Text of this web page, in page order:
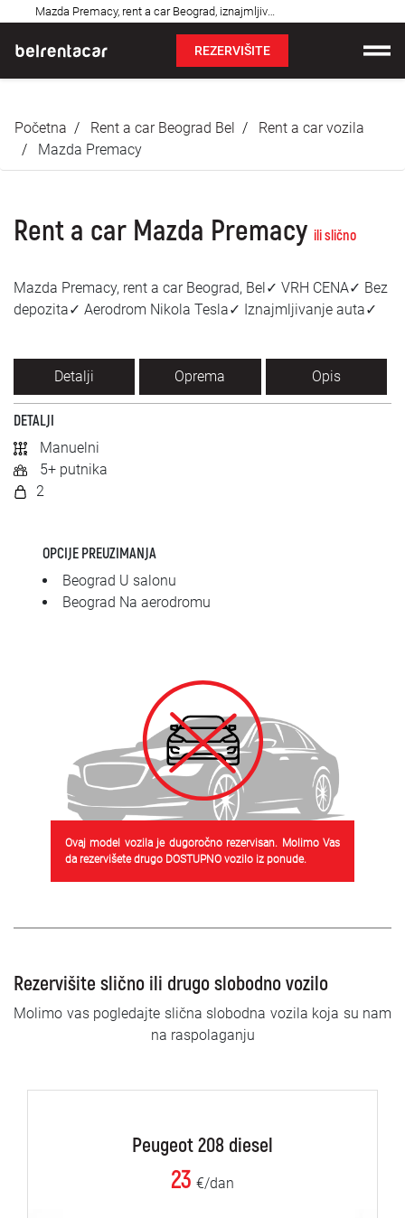
Mazda Premacy, rent a car Beograd, iznajmljivanje auta: Bel✓
pitanja
REZERVIŠITE
Cene
O nama
Najčešća pitanja
Kontakt
SRPSKI
СРПСКИ
Početna Rent a car Beograd Bel
Rent a car vozila
Mazda Premacy
Rent a car Mazda Premacy ili slično
Mazda Premacy, rent a car Beograd, Bel✓ VRH CENA✓ Bez
depozita✓ Aerodrom Nikola Tesla✓ Iznajmljivanje auta✓
Detalji Oprema Opis
DETALJI
Manuelni
5+ putnika
2
OPCIJE PREUZIMANJA
Beograd U salonu
Beograd Na aerodromu
Ovaj model vozila je dugoročno rezervisan. Molimo Vas
da rezervišete drugo DOSTUPNO vozilo iz ponude.
Rezervišite slično ili drugo slobodno vozilo
Molimo vas pogledajte slična slobodna vozila koja su nam
na raspolaganju
Peugeot 208 diesel
23 €/dan